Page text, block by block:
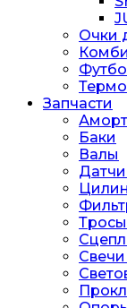
Очки
Запчасти
Баки
Валы
Тросы